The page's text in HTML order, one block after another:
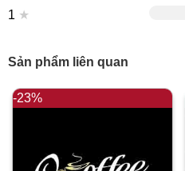
1 ★
Sản phẩm liên quan
-23%